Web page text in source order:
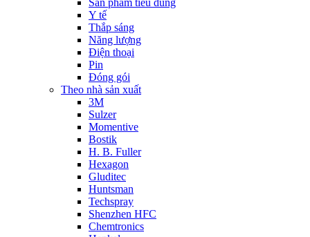
Sản phẩm tiêu dùng
Y tế
Thắp sáng
Năng lượng
Điện thoại
Pin
Đóng gói
Theo nhà sản xuất
3M
Sulzer
Momentive
Bostik
H. B. Fuller
Hexagon
Gluditec
Huntsman
Techspray
Shenzhen HFC
Chemtronics